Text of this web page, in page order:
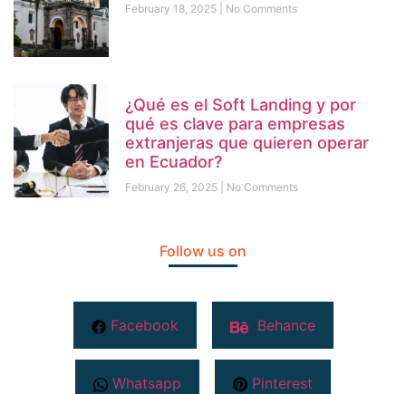
February 18, 2025 No Comments
¿Qué es el Soft Landing y por
qué es clave para empresas
extranjeras que quieren operar
en Ecuador?
February 26, 2025 No Comments
Follow us on
Facebook Behance
Whatsapp Pinterest